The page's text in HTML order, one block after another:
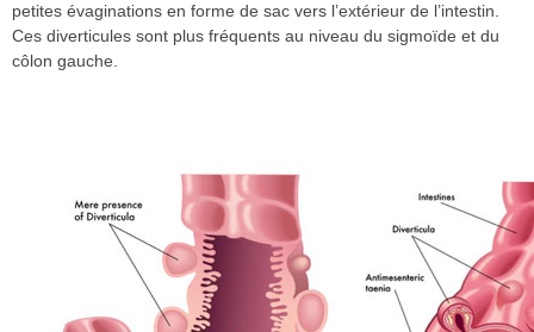
petites évaginations en forme de sac vers l’extérieur de l’intestin.
Ces diverticules sont plus fréquents au niveau du sigmoïde et du
côlon gauche.